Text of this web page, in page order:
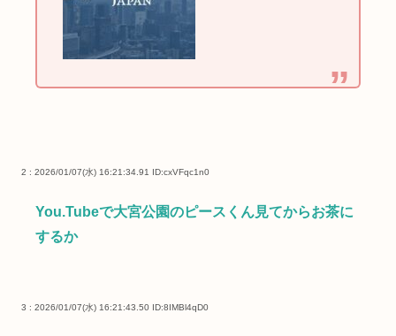
2 : 2026/01/07(水) 16:21:34.91 ID:cxVFqc1n0
You.Tubeで大宮公園のピースくん見てからお茶に
するか
3 : 2026/01/07(水) 16:21:43.50 ID:8IMBl4qD0